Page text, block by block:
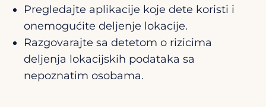
Pregledajte aplikacije koje dete koristi i
onemogućite deljenje lokacije.
Razgovarajte sa detetom o rizicima
deljenja lokacijskih podataka sa
nepoznatim osobama.